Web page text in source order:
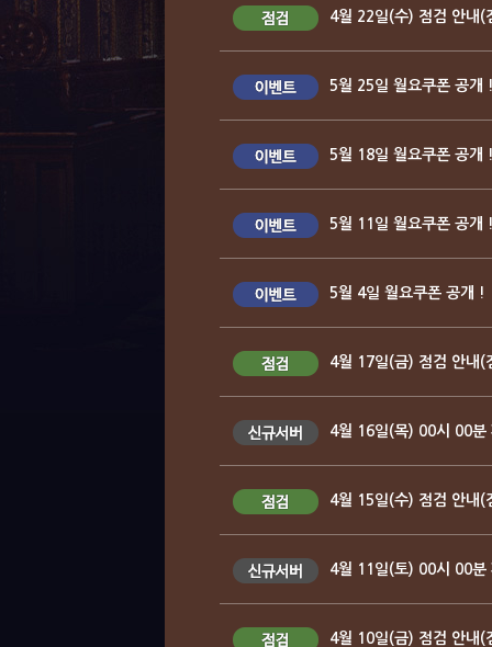
4월 22일(수) 점검 안내(
5월 25일 월요쿠폰 공개
5월 18일 월요쿠폰 공개
5월 11일 월요쿠폰 공개
5월 4일 월요쿠폰 공개 !
4월 17일(금) 점검 안내(
4월 16일(목) 00시 00분
4월 15일(수) 점검 안내(
4월 11일(토) 00시 00분
4월 10일(금) 점검 안내(